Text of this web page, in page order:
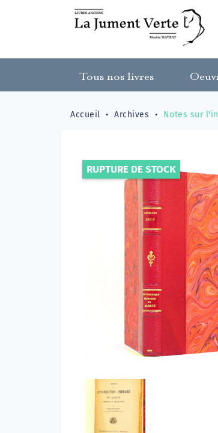
Tous nos livres
Accueil Archives Notes sur
RUPTURE DE STOCK